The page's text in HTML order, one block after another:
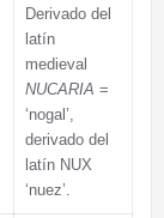
Derivado del
latín
medieval
NUCARIA =
‘nogal’,
derivado del
latín NUX
‘nuez’.